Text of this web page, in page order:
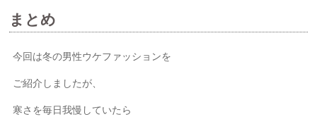
まとめ
今回は冬の男性ウケファッションを
ご紹介しましたが、
寒さを毎日我慢していたら